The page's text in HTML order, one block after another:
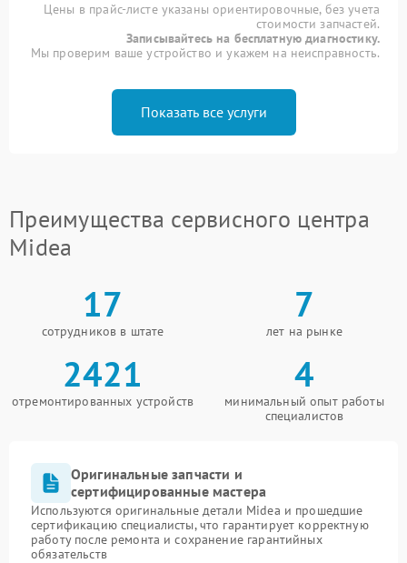
Цены в прайс-листе указаны ориентировочные, без учета
стоимости запчастей.
Записывайтесь на бесплатную диагностику.
Мы проверим ваше устройство и укажем на неисправность.
Показать все услуги
Преимущества сервисного центра
Midea
17
сотрудников в штате
7
лет на рынке
2421
отремонтированных устройств
4
минимальный опыт работы
специалистов
Оригинальные запчасти и
сертифицированные мастера
Используются оригинальные детали Midea и прошедшие
сертификацию специалисты, что гарантирует корректную
работу после ремонта и сохранение гарантийных
обязательств